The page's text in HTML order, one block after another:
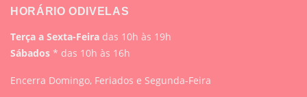
HORÁRIO ODIVELAS
Terça a Sexta-Feira das 10h às 19h
Sábados * das 10h às 16h
Encerra Domingo, Feriados e Segunda-Feira